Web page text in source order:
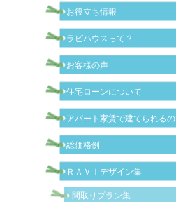
お役立ち情報
ラビハウスって？
お客様の声
住宅ローンについて
アパート家賃で建てられるの
総価格例
ＲＡＶＩデザイン集
間取りプラン集